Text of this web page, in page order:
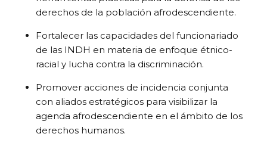
derechos de la población afrodescendiente.
Fortalecer las capacidades del funcionariado
de las INDH en materia de enfoque étnico-
racial y lucha contra la discriminación.
Promover acciones de incidencia conjunta
con aliados estratégicos para visibilizar la
agenda afrodescendiente en el ámbito de los
derechos humanos.